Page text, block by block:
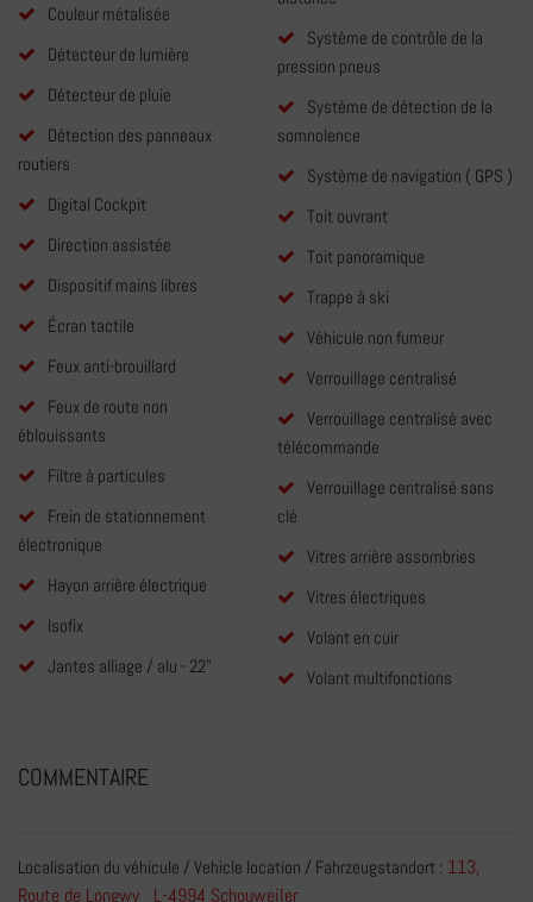
Couleur métalisée
Détecteur de lumière
Détecteur de pluie
Détection des panneaux
routiers
Digital Cockpit
Direction assistée
Dispositif mains libres
Écran tactile
Feux anti-brouillard
Feux de route non
éblouissants
Filtre à particules
Frein de stationnement
électronique
Hayon arrière électrique
Isofix
Jantes alliage / alu - 22"
Système de contrôle de la
pression pneus
Système de détection de la
somnolence
Système de navigation ( GPS )
Toit ouvrant
Toit panoramique
Trappe à ski
Véhicule non fumeur
Verrouillage centralisé
Verrouillage centralisé avec
télécommande
Verrouillage centralisé sans
clé
Vitres arrière assombries
Vitres électriques
Volant en cuir
Volant multifonctions
COMMENTAIRE
Localisation du véhicule / Vehicle location / Fahrzeugstandort : 113,
Route de Longwy L-4994 Schouweiler